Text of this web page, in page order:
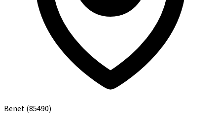
Benet(85490)